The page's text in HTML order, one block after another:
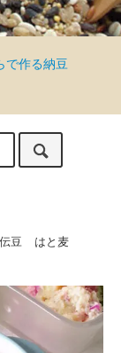
で作る納豆
豆 はと麦